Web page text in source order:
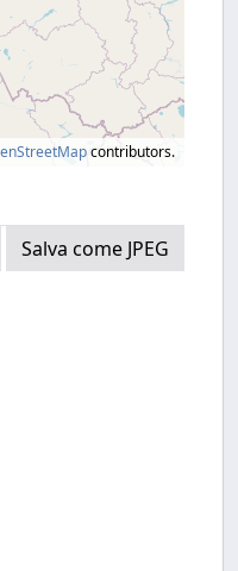
contributors.
Salva come JPEG